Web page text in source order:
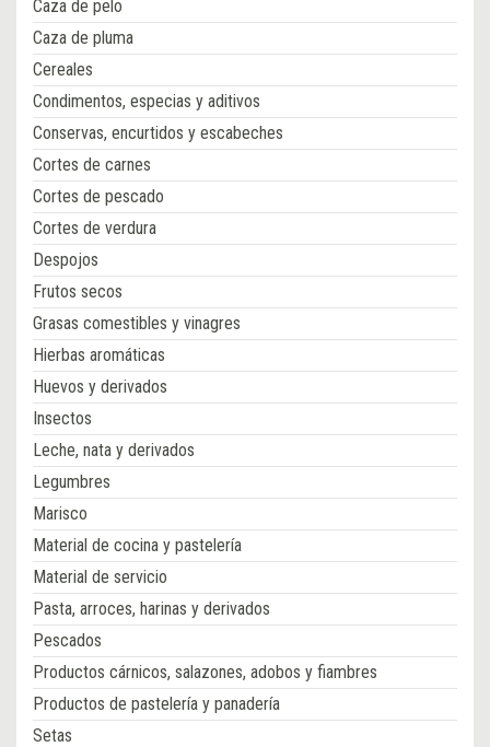
Caza de pelo
Caza de pluma
Cereales
Condimentos, especias y aditivos
Conservas, encurtidos y escabeches
Cortes de carnes
Cortes de pescado
Cortes de verdura
Despojos
Frutos secos
Grasas comestibles y vinagres
Hierbas aromáticas
Huevos y derivados
Insectos
Leche, nata y derivados
Legumbres
Marisco
Material de cocina y pastelería
Material de servicio
Pasta, arroces, harinas y derivados
Pescados
Productos cárnicos, salazones, adobos y fiambres
Productos de pastelería y panadería
Setas